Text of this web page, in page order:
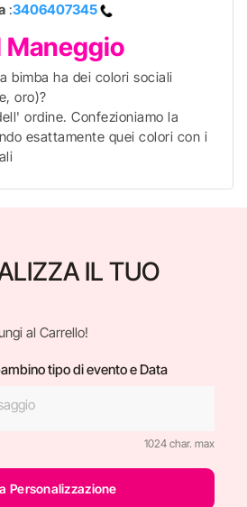
:3406407345
Maneggio
bimba ha dei colori sociali
oro)?
ordine. Confezioniamo la
esattamente quei colori con i
IL TUO
al Carrello!
tipo di evento e Data
1024 char. max
Personalizzazione